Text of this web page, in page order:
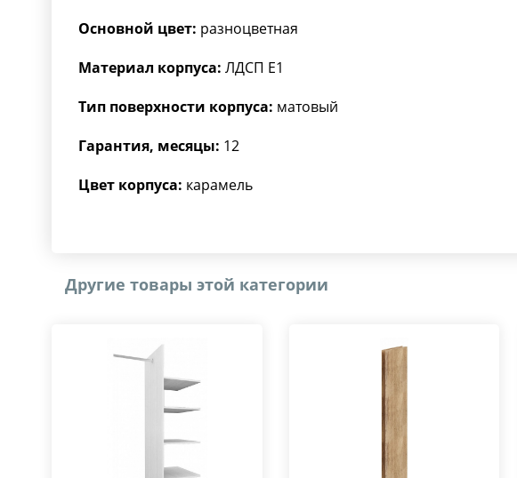
Основной цвет: разноцветная
Материал корпуса: ЛДСП Е1
Тип поверхности корпуса: матовый
Гарантия, месяцы: 12
Цвет корпуса: карамель
Другие товары этой категории